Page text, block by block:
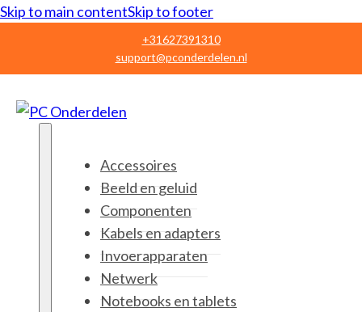
Skip to main contentSkip to footer
+31627391310
support@pconderdelen.nl
Accessoires
Beeld en geluid
Componenten
Kabels en adapters
Invoerapparaten
Netwerk
Notebooks en tablets